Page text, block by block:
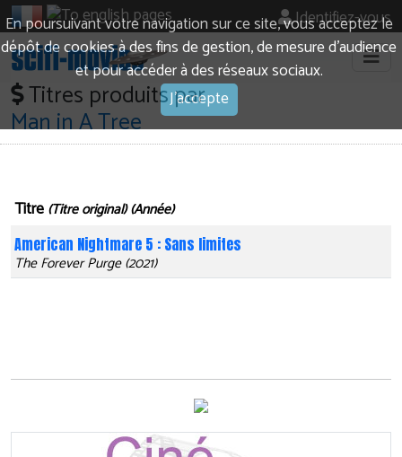
En poursuivant votre navigation sur ce site, vous acceptez le
dépôt de cookies à des fins de gestion, de mesure d’audience
et pour accéder à des réseaux sociaux.
J'accepte
Identifiez-vous
Titres produits par
Man in A Tree
Titre (Titre original) (Année)
American Nightmare 5 : Sans limites
The Forever Purge (2021)